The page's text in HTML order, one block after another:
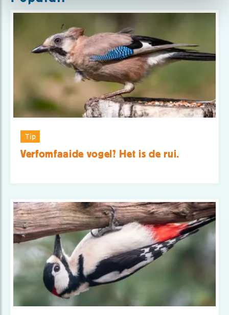
Tip
Verfomfaaide vogel? Het is de rui.